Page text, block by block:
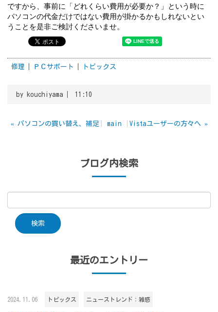
ですから、事前に「どれくらい費用が必要か？」という時に
パソコンの代金だけではない費用が掛かるかもしれないとい
うことを是非ご検討くださいませ。
修理 ＰＣサポート トピックス
by kouchiyama 11:10
« パソコンの買い替え、補足 main Vistaユーザーの方々へ»
ブログ内検索
最近のエントリー
2024.11.06 トピックス ニューストレンド：雑感